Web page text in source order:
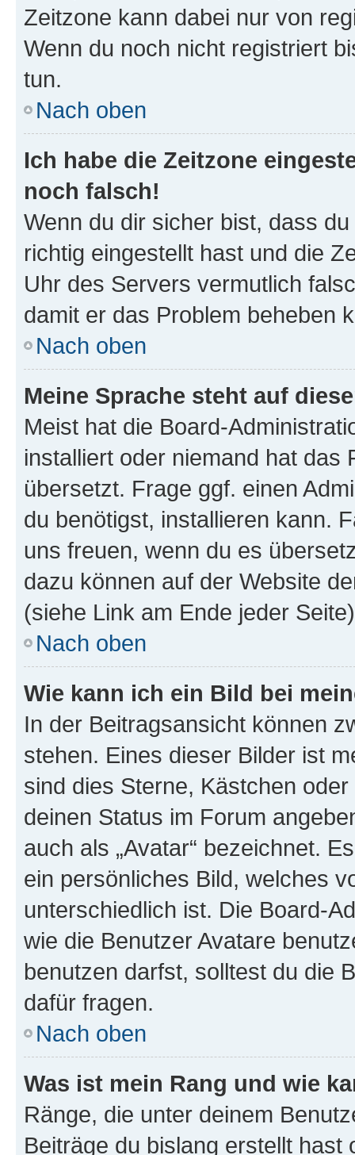
Zeitzone kann dabei nur von
Wenn du noch nicht registriert
tun.
Nach oben
Ich habe die Zeitzone
noch falsch!
Wenn du dir sicher bist, dass
richtig eingestellt hast und die
Uhr des Servers vermutlich
damit er das Problem beheben
Nach oben
Meine Sprache steht auf
Meist hat die Board-
installiert oder niemand hat das
übersetzt. Frage ggf. einen
du benötigst, installieren kann.
uns freuen, wenn du es
dazu können auf der Website
(siehe Link am Ende jeder
Nach oben
Wie kann ich ein Bild bei
In der Beitragsansicht können
stehen. Eines dieser Bilder ist
sind dies Sterne, Kästchen
deinen Status im Forum
auch als „Avatar“ bezeichnet.
ein persönliches Bild, welches
unterschiedlich ist. Die Board-
wie die Benutzer Avatare
benutzen darfst, solltest du die
dafür fragen.
Nach oben
Was ist mein Rang und wie
Ränge, die unter deinem
Beiträge du bislang erstellt